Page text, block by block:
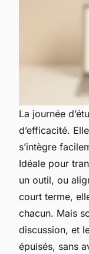
La journée
d’efficacité.
s’intègre
Idéale pour
un outil, ou
court terme,
chacun. Mais
discussion, et
épuisés, sans